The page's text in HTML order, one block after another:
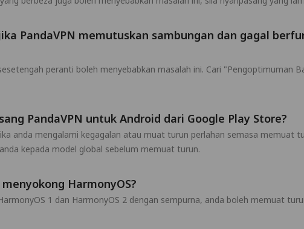
PandaVPN memutuskan sambungan dan gagal
peranti boleh menyebabkan masalah ini. Cari "Pengoptimuman
PandaVPN untuk Android dari Google Play Store?
anda mengalami kegagalan atau muat turun perlahan semasa memuat
kepada model global sebelum memuat turun.
HarmonyOS?
1 dan HarmonyOS 2 dengan sempurna, anda boleh memuat